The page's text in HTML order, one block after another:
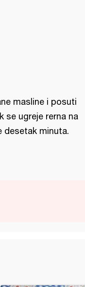
masline i posuti
se ugreje rerna na
desetak minuta.